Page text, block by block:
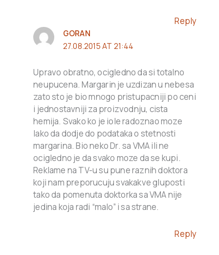
Reply
GORAN
27.08.2015 AT 21:44
Upravo obratno, ocigledno da si totalno
neupucena. Margarin je uzdizan u nebesa
zato sto je bio mnogo pristupacniji po ceni
i jednostavniji za proizvodnju, cista
hemija. Svako ko je iole radoznao moze
lako da dodje do podataka o stetnosti
margarina. Bio neko Dr. sa VMA ili ne
ocigledno je da svako moze da se kupi.
Reklame na TV-u su pune raznih doktora
koji nam preporucuju svakakve gluposti
tako da pomenuta doktorka sa VMA nije
jedina koja radi “malo” i sa strane.
Reply